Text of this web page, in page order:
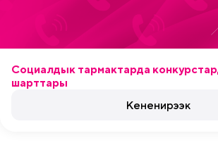
Социалдык тармактарда
шарттары
Кененирээк